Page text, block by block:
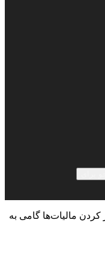
مالیات‌ها گامی به